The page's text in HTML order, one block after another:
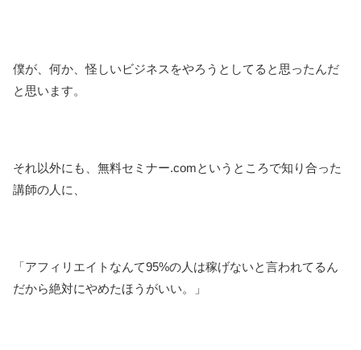
僕が、何か、怪しいビジネスをやろうとしてると思ったんだ
と思います。
それ以外にも、無料セミナー.comというところで知り合った
講師の人に、
「アフィリエイトなんて95%の人は稼げないと言われてるん
だから絶対にやめたほうがいい。」